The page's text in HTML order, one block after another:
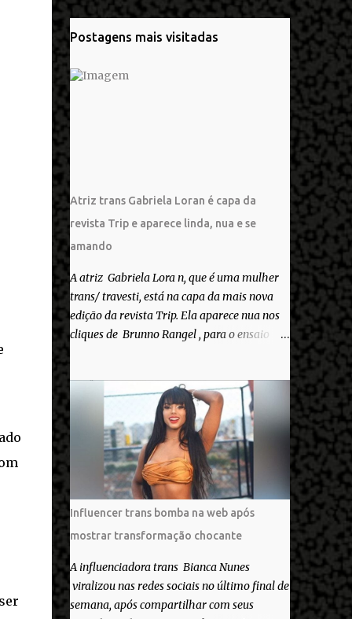
Postagens mais visitadas
Atriz trans Gabriela Loran é capa da
revista Trip e aparece linda, nua e se
amando
A atriz Gabriela Lora n, que é uma mulher
trans/ travesti, está na capa da mais nova
edição da revista Trip. Ela aparece nua nos
cliques de Brunno Rangel , para o ensaio
saiuuu!!! Muita felicidade e gratidão a toda
movimentação para que isso se tornasse
real. Agradeço aos lindos Bruno e Marcelo
por me convidarem para esse projeto
incrível, que fala acima de tudo sobre amor.
Todo carinho do mundo para a Dri da Trip
que foi a ponte disso tudo”, escreveu
Gabriela. Gabriela classificou a capa como
linda e a matéria que envolvem 180
histórias (e corpos nus) de gente que se
apaixonou pela própria pele – como
extraordinária. O Pele Projetc tem como
Influencer trans bomba na web após
mostrar transformação chocante
A influenciadora trans Bianca Nunes
viralizou nas redes sociais no último final de
semana, após compartilhar com seus